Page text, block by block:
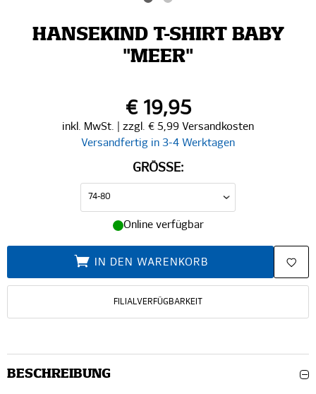
HANSEKIND T-SHIRT BABY
"MEER"
€ 19,95
inkl. MwSt. | zzgl. € 5,99 Versandkosten
Versandfertig in 3-4 Werktagen
GRÖSSE:
Online verfügbar
IN DEN WARENKORB
FILIALVERFÜGBARKEIT
BESCHREIBUNG